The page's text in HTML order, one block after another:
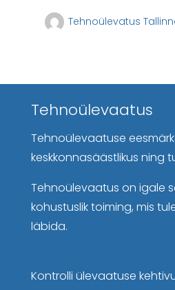
Tehnoülevatus
Tehnoülevaatus
Tehnoülevaatuse
keskkonnasäästlikus ning
Tehnoülevaatus on igale
kohustuslik toiming, mis
läbida.
Kontrolli ülevaatuse